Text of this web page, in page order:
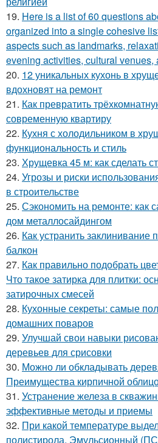
19. Here is a list of 60 questions
organized into a single cohesive
aspects such as landmarks,
evening activities, cultural venues,
20. 12 уникальных кухонь в
вдохновят на ремонт
21. Как превратить
современную квартиру
22. Кухня с холодильником в
функциональность и стиль
23. Хрущевка 45 м: как сделать
24. Угрозы и риски
в строительстве
25. Сэкономить на ремонте: как
дом металлосайдингом
26. Как устранить заклинивание
балкон
27. Как правильно подобрать
Что такое затирка для плитки:
затирочных смесей
28. Кухонные секреты: самые
домашних поваров
29. Улучшай свои навыки
деревьев для срисовки
30. Можно ли обкладывать
Преимущества кирпичной
31. Устранение железа в
эффективные методы и приемы
32. При какой температуре
полистирола. Эмульсионный